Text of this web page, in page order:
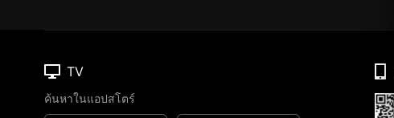
TV
ค้นหาในแอปสโตร์